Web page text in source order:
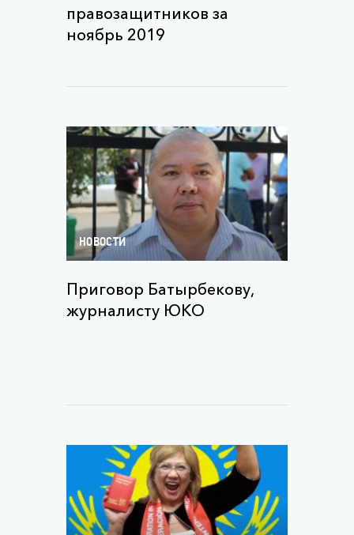
правозащитников за
ноябрь 2019
НОВОСТИ
Приговор Батырбекову,
журналисту ЮКО